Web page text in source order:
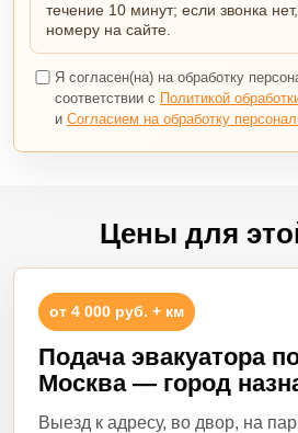
течение 10 минут; если звонка
номеру на сайте.
Я согласен(на) на обработку
соответствии с Политикой
и Согласием на обработку
Цены для
от 4 000 руб. + км
Подача эвакуатора
Москва — город
Выезд к адресу, во двор, на